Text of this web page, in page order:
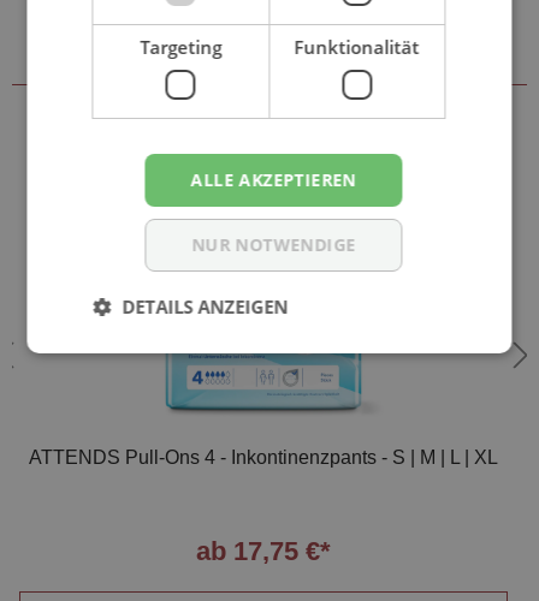
Zubehör & weitere Größen
ATTENDS Pull-Ons 4 - Inkontinenzpants - S | M | L | XL
ab 17,75 €*
Targeting Funktionalität
ALLE AKZEPTIEREN
NUR NOTWENDIGE
DETAILS ANZEIGEN